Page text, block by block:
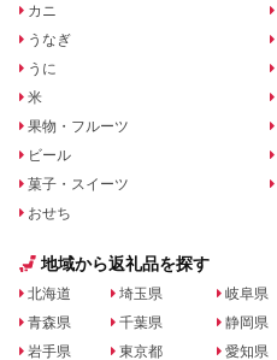
カニ
うなぎ
うに
米
果物・フルーツ
ビール
菓子・スイーツ
おせち
地域から返礼品を探す
北海道
青森県
岩手県
埼玉県
千葉県
東京都
岐阜県
静岡県
愛知県